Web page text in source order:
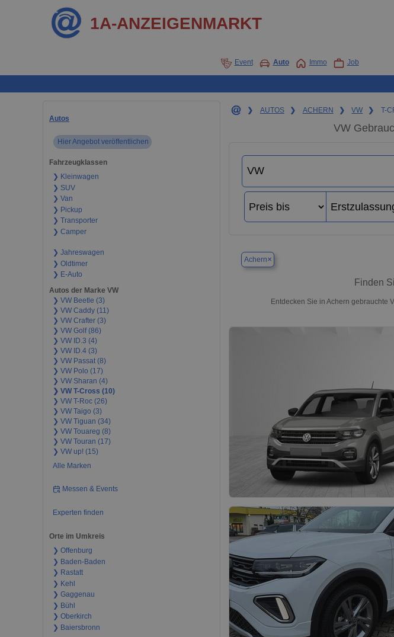
1A-ANZEIGENMARKT
Event Auto Immo Job
Autos
Hier Angebot veröffentlichen
Fahrzeugklassen
❯ Kleinwagen
❯ SUV
❯ Van
❯ Pickup
❯ Transporter
❯ Camper
❯ Jahreswagen
❯ Oldtimer
❯ E-Auto
Autos der Marke VW
❯ VW Beetle (3)
❯ VW Caddy (11)
❯ VW Crafter (3)
❯ VW Golf (86)
❯ VW ID.3 (4)
❯ VW ID.4 (3)
❯ VW Passat (8)
❯ VW Polo (17)
❯ VW Sharan (4)
❯ VW T-Cross (10)
❯ VW T-Roc (26)
❯ VW Taigo (3)
❯ VW Tiguan (34)
❯ VW Touareg (8)
❯ VW Touran (17)
❯ VW up! (15)
Alle Marken
Messen & Events
Experten finden
Orte im Umkreis
❯ Offenburg
❯ Baden-Baden
❯ Rastatt
❯ Kehl
❯ Gaggenau
❯ Bühl
❯ Oberkirch
❯ Baiersbronn
❯ AUTOS ❯ ACHERN ❯ VW ❯ T-
VW
Achern×
Finden
Entdecken Sie in Achern gebrauchte